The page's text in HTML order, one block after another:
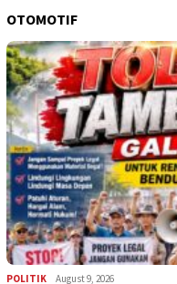
OTOMOTIF
POLITIK August 9, 2026